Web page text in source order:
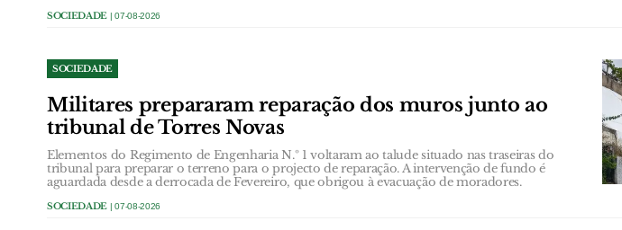
SOCIEDADE | 07-08-2026
SOCIEDADE
Militares prepararam reparação dos muros junto ao
tribunal de Torres Novas
Elementos do Regimento de Engenharia N.º 1 voltaram ao talude situado nas traseiras do
tribunal para preparar o terreno para o projecto de reparação. A intervenção de fundo é
aguardada desde a derrocada de Fevereiro, que obrigou à evacuação de moradores.
SOCIEDADE | 07-08-2026